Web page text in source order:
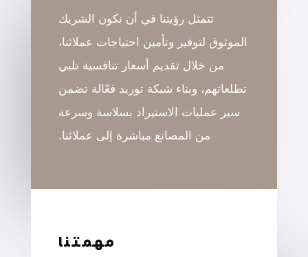
تتمثل رؤيتنا في أن نكون الشريك
الموثوق لتوفير وتأمين احتياجات عملائنا،
من خلال تقديم أسعار تنافسية تلبي
تطلعاتهم، وبناء شبكة توريد فعّالة تضمن
سير عمليات الاستيراد بسلاسة وسرعة
من المصانع مباشرة إلى عملائنا.
مهمتنا